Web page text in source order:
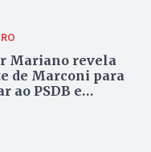
Mariano revela
de Marconi para
ao PSDB e